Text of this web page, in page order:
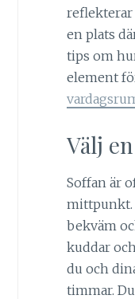
en plats
tips om
element
Välj
Soffan är
mittpunkt.
bekväm
kuddar
du och
timmar.